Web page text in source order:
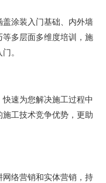
涂装入门基础、内外墙
多层面多维度培训，施
。
速为您解决施工过程中
工技术竞争优势，更助
络营销和实体营销，持